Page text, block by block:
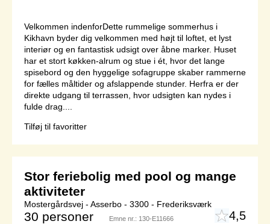
Velkommen indenforDette rummelige sommerhus i
Kikhavn byder dig velkommen med højt til loftet, et lyst
interiør og en fantastisk udsigt over åbne marker. Huset
har et stort køkken-alrum og stue i ét, hvor det lange
spisebord og den hyggelige sofagruppe skaber rammerne
for fælles måltider og afslappende stunder. Herfra er der
direkte udgang til terrassen, hvor udsigten kan nydes i
fulde drag....
Tilføj til favoritter
Stor feriebolig med pool og mange
aktiviteter
Mostergårdsvej - Asserbo - 3300 - Frederiksværk
30 personer Emne nr.: 130-E11666 4,5